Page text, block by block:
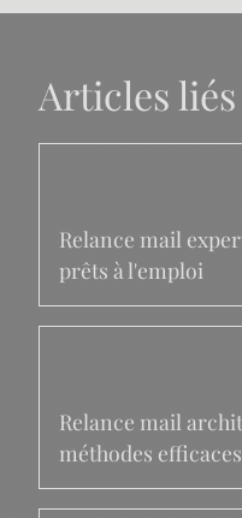
Articles liés
Relance mail
prêts à l'emploi
Relance mail
méthodes efficaces